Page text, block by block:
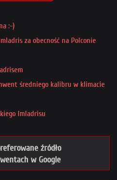
:-)
za obecność na Polconie
średniego kalibru w klimacie
Imladrisu
źródło
w Google